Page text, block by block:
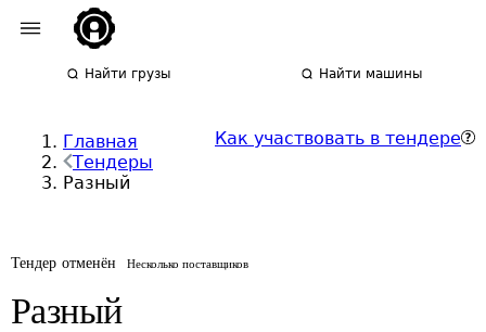
Найти грузы Найти машины
Главная
Тендеры
Разный
Как участвовать в тендере
Тендер отменён Несколько поставщиков
Разный